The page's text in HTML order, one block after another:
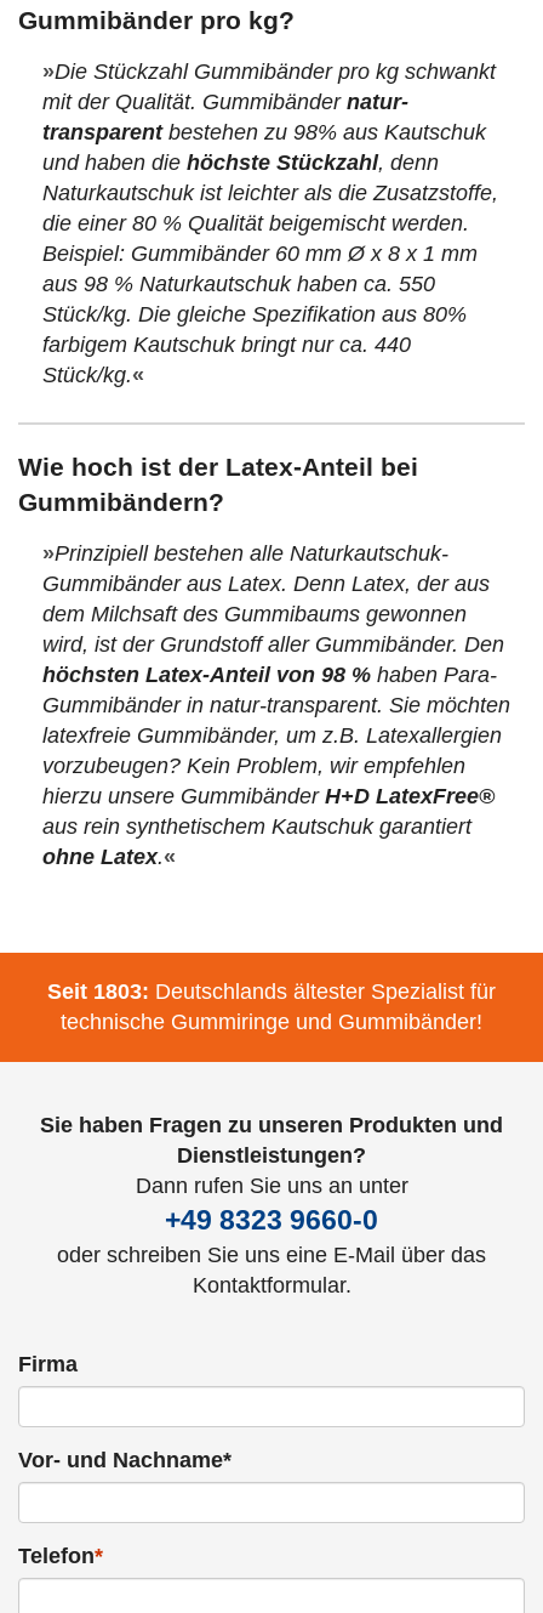
Gummibänder pro kg?
»Die Stückzahl Gummibänder pro kg schwankt
mit der Qualität. Gummibänder natur-
transparentbestehen zu 98% aus Kautschuk
und haben die höchste Stückzahl, denn
Naturkautschuk ist leichter als die Zusatzstoffe,
die einer 80 % Qualität beigemischt werden.
Beispiel: Gummibänder 60 mm Ø x 8 x 1 mm
aus 98 % Naturkautschuk haben ca. 550
Stück/kg. Die gleiche Spezifikation aus 80%
farbigem Kautschuk bringt nur ca. 440
Stück/kg.«
Wie hoch ist der Latex-Anteil bei
Gummibändern?
»Prinzipiell bestehen alle Naturkautschuk-
Gummibänder aus Latex. Denn Latex, der aus
dem Milchsaft des Gummibaums gewonnen
wird, ist der Grundstoff aller Gummibänder. Den
höchsten Latex-Anteil von 98 % haben Para-
Gummibänder in natur-transparent. Sie möchten
latexfreie Gummibänder, um z.B. Latexallergien
vorzubeugen? Kein Problem, wir empfehlen
hierzu unsere Gummibänder H+D LatexFree®
aus rein synthetischem Kautschuk garantiert
ohne Latex.«
Seit 1803: Deutschlands ältester Spezialist für
technische Gummiringe und Gummibänder!
Sie haben Fragen zu unseren Produkten und
Dienstleistungen?
Dann rufen Sie uns an unter
+49 8323 9660-0
oder schreiben Sie uns eine E-Mail über das
Kontaktformular.
Firma
Vor- und Nachname*
Telefon*